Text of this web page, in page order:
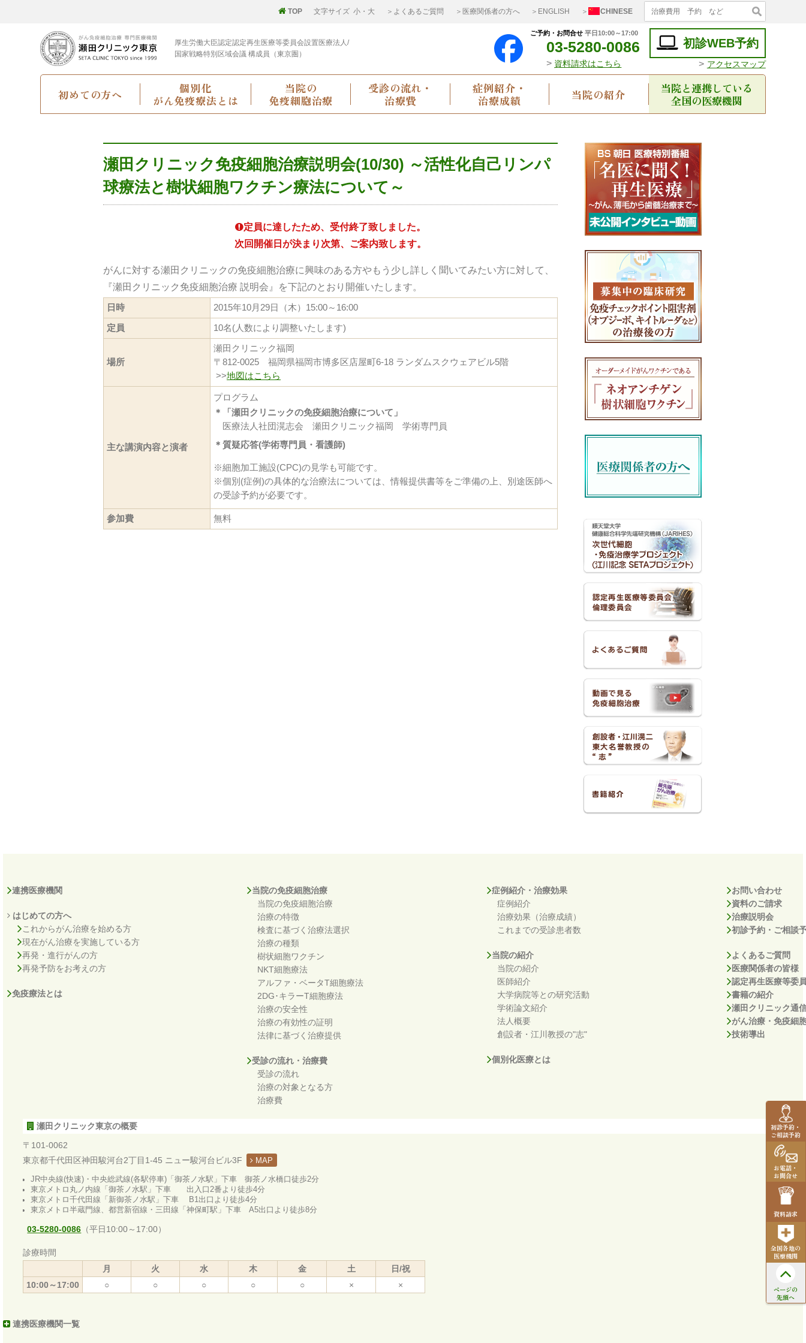
TOP 文字サイズ 小 ・ 大 ＞よくあるご質問 ＞医療関係者の方へ ＞ENGLISH ＞ CHINESE
厚生労働大臣認定認定再生医療等委員会設置医療法人/
国家戦略特別区域会議 構成員（東京圏）
ご予約・お問合せ 平日10:00～17:00
03-5280-0086
> 資料請求はこちら
初診WEB予約
> アクセスマップ
初めての方へ
個別化
がん免疫療法とは
当院の
免疫細胞治療
受診の流れ・
治療費
症例紹介・
治療成績
当院の紹介
当院と連携している
全国の医療機関
瀬田クリニック免疫細胞治療説明会(10/30) ～活性化自己リンパ
球療法と樹状細胞ワクチン療法について～
定員に達したため、受付終了致しました。
次回開催日が決まり次第、ご案内致します。
がんに対する瀬田クリニックの免疫細胞治療に興味のある方やもう少し詳しく聞いてみたい方に対して、
『瀬田クリニック免疫細胞治療 説明会』を下記のとおり開催いたします。
日時 2015年10月29日（木）15:00～16:00
定員 10名(人数により調整いたします)
場所
瀬田クリニック福岡
〒812-0025 福岡県福岡市博多区店屋町6-18 ランダムスクウェアビル5階
>>地図はこちら
主な講演内容と演者
プログラム
＊「瀬田クリニックの免疫細胞治療について」
医療法人社団滉志会 瀬田クリニック福岡 学術専門員
＊質疑応答(学術専門員・看護師)
※細胞加工施設(CPC)の見学も可能です。
※個別(症例)の具体的な治療法については、情報提供書等をご準備の上、別途医師へ
の受診予約が必要です。
参加費 無料
連携医療機関
はじめての方へ
これからがん治療を始める方
現在がん治療を実施している方
再発・進行がんの方
再発予防をお考えの方
免疫療法とは
当院の免疫細胞治療
当院の免疫細胞治療
治療の特徴
検査に基づく治療法選択
治療の種類
樹状細胞ワクチン
NKT細胞療法
アルファ・ベータT細胞療法
2DG･キラーT細胞療法
治療の安全性
治療の有効性の証明
法律に基づく治療提供
受診の流れ・治療費
受診の流れ
治療の対象となる方
治療費
症例紹介・治療効果
症例紹介
治療効果（治療成績）
これまでの受診患者数
当院の紹介
当院の紹介
医師紹介
大学病院等との研究活動
学術論文紹介
法人概要
創設者・江川教授の"志"
個別化医療とは
お問い合わせ
資料のご請求
治療説明会
初診予約・ご相談
よくあるご質問
医療関係者の皆様
認定再生医療等委
書籍の紹介
瀬田クリニック通
がん治療・免疫細
技術導出
瀬田クリニック東京の概要
〒101-0062
東京都千代田区神田駿河台2丁目1-45 ニュー駿河台ビル3F
MAP
JR中央線(快速)・中央総武線(各駅停車)「御茶ノ水駅」下車 御茶ノ水橋口徒歩2分
東京メトロ丸ノ内線「御茶ノ水駅」下車 出入口2番より徒歩4分
東京メトロ千代田線「新御茶ノ水駅」下車 B1出口より徒歩4分
東京メトロ半蔵門線、都営新宿線・三田線「神保町駅」下車 A5出口より徒歩8分
03-5280-0086 （平日10:00～17:00）
診療時間
月
火 水 木 金 土
日/祝
10:00～17:00
○ ○ ○ ○ ○ × ×
連携医療機関一覧
初診予約・
ご相談予約
お電話・
お問合せ
資料請求
全国各地の
医療機関
ページの
先頭へ